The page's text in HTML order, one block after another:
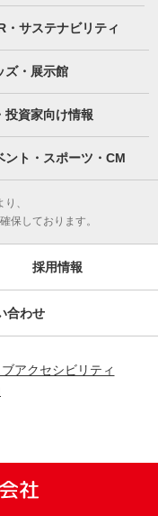
・サステナビリティ
ズ・展示館
投資家向け情報
ント・スポーツ・CM
、
保しております。
採用情報
合わせ
アクセシビリティ